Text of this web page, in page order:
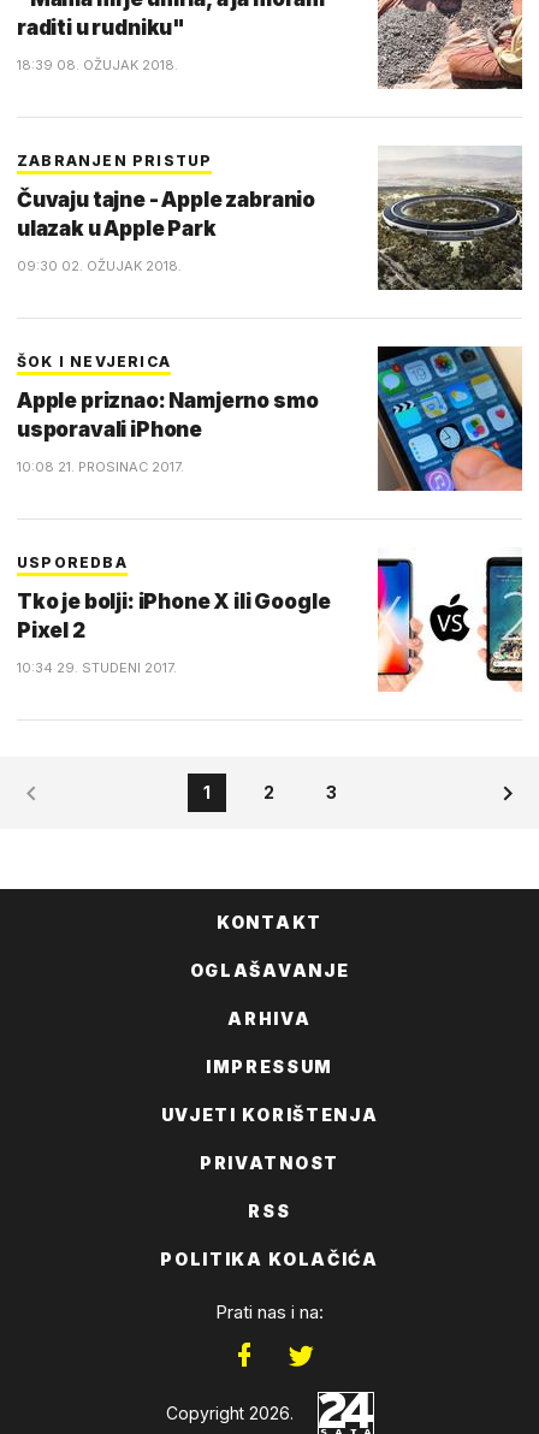
raditi u rudniku"
18:39 08. OŽUJAK 2018.
ZABRANJEN PRISTUP
Čuvaju tajne - Apple zabranio
ulazak u Apple Park
09:30 02. OŽUJAK 2018.
ŠOK I NEVJERICA
Apple priznao: Namjerno smo
usporavali iPhone
10:08 21. PROSINAC 2017.
USPOREDBA
Tko je bolji: iPhone X ili Google
Pixel 2
10:34 29. STUDENI 2017.
1 2 3
KONTAKT
OGLAŠAVANJE
ARHIVA
IMPRESSUM
UVJETI KORIŠTENJA
PRIVATNOST
RSS
POLITIKA KOLAČIĆA
Prati nas i na:
Copyright 2026.